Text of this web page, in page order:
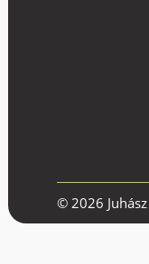
© 2026